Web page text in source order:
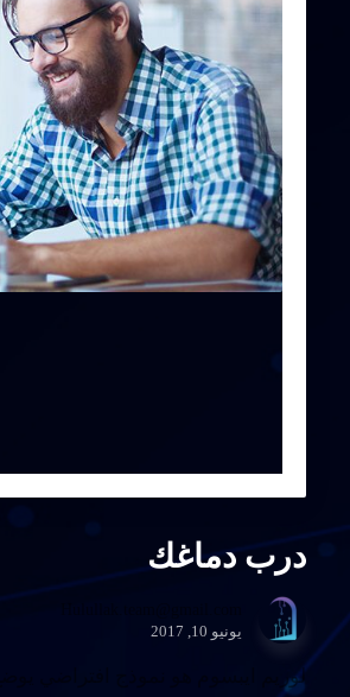
درب دماغك
يونيو 10, 2017
لوريم ايبسوم هو نموذج افتراضي